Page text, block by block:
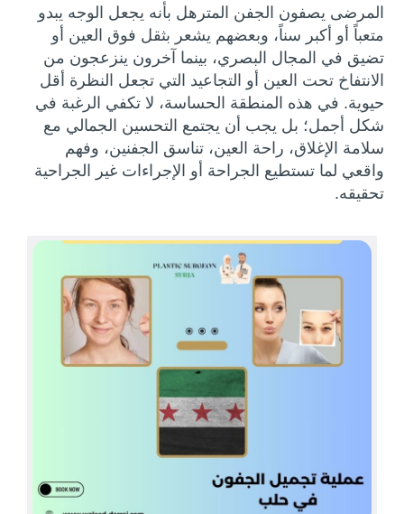
المرضى يصفون الجفن المترهل بأنه يجعل الوجه يبدو
متعباً أو أكبر سناً، وبعضهم يشعر بثقل فوق العين أو
تضيق في المجال البصري، بينما آخرون ينزعجون من
الانتفاخ تحت العين أو التجاعيد التي تجعل النظرة أقل
حيوية. في هذه المنطقة الحساسة، لا تكفي الرغبة في
شكل أجمل؛ بل يجب أن يجتمع التحسين الجمالي مع
سلامة الإغلاق، راحة العين، تناسق الجفنين، وفهم
واقعي لما تستطيع الجراحة أو الإجراءات غير الجراحية
تحقيقه.